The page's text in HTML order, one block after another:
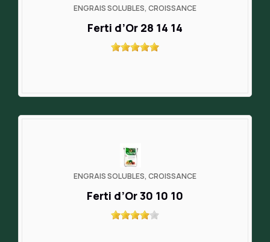
ENGRAIS SOLUBLES, CROISSANCE
Ferti d’Or 28 14 14
ENGRAIS SOLUBLES, CROISSANCE
Ferti d’Or 30 10 10